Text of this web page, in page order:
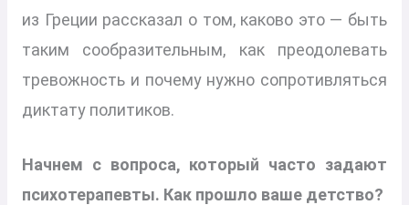
из Греции рассказал о том, каково это — быть
таким сообразительным, как преодолевать
тревожность и почему нужно сопротивляться
диктату политиков.
Начнем с вопроса, который часто задают
психотерапевты. Как прошло ваше детство?